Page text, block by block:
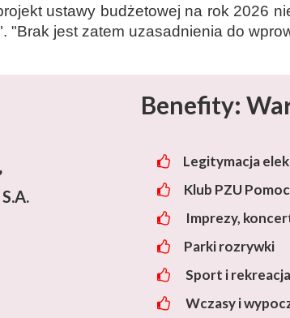
ustawy budżetowej na rok 2026
jest zatem uzasadnienia do
Benefity:
Legitymacja
Klub PZU
Imprezy,
Parki rozrywki
Sport i rekreacja
Wczasy i